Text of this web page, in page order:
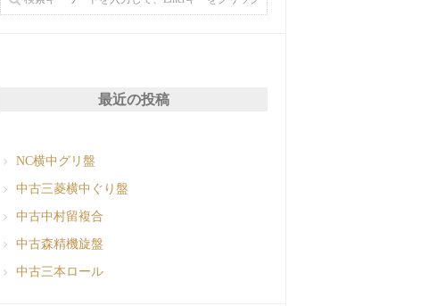
最近の投稿
NC横中グリ盤
中古三菱横中ぐり盤
中古中村留複合
中古森精機旋盤
中古三本ロール